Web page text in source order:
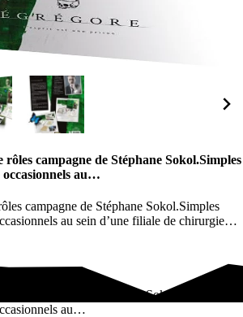
campagne de Stéphane Sokol.Simples
au…
campagne de Stéphane Sokol.Simples
au sein d’une filiale de chirurgie…
campagne de Stéphane Sokol.Simples
au…